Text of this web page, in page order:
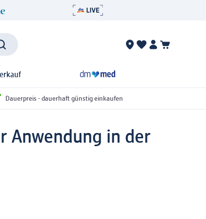
Dauerpreis - dauerhaft günstig einkaufen
Anwendung in der